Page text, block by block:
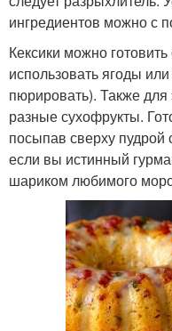
ингредиентов можно с
Кексики можно
использовать ягоды
пюрировать). Также для
разные сухофрукты.
посыпав сверху пудрой
если вы истинный
шариком любимого